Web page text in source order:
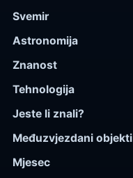
Svemir
Astronomija
Znanost
Tehnologija
Jeste li znali?
Međuzvjezdani objekti
Mjesec